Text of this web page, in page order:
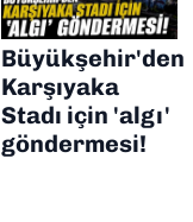
Büyükşehir'den
Karşıyaka
Stadı için 'algı'
göndermesi!